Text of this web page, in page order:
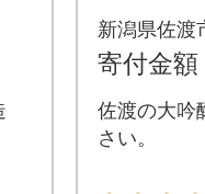
本
新潟県佐渡
寄付金額
佐渡の大吟
さい。